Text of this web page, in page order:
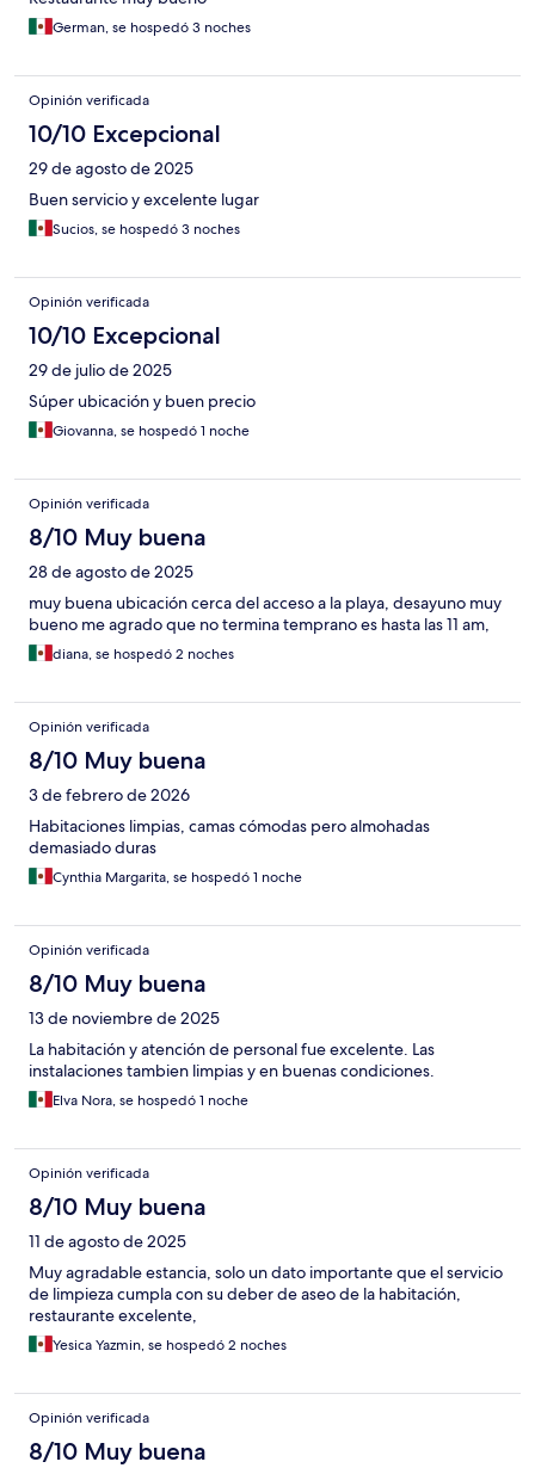
German, se hospedó 3 noches
Opinión verificada
10/10 Excepcional
29 de agosto de 2025
Buen servicio y excelente lugar
Sucios, se hospedó 3 noches
Opinión verificada
10/10 Excepcional
29 de julio de 2025
Súper ubicación y buen precio
Giovanna, se hospedó 1 noche
Opinión verificada
8/10 Muy buena
28 de agosto de 2025
muy buena ubicación cerca del acceso a la playa, desayuno muy
bueno me agrado que no termina temprano es hasta las 11 am,
diana, se hospedó 2 noches
Opinión verificada
8/10 Muy buena
3 de febrero de 2026
Habitaciones limpias, camas cómodas pero almohadas
demasiado duras
Cynthia Margarita, se hospedó 1 noche
Opinión verificada
8/10 Muy buena
13 de noviembre de 2025
La habitación y atención de personal fue excelente. Las
instalaciones tambien limpias y en buenas condiciones.
Elva Nora, se hospedó 1 noche
Opinión verificada
8/10 Muy buena
11 de agosto de 2025
Muy agradable estancia, solo un dato importante que el servicio
de limpieza cumpla con su deber de aseo de la habitación,
restaurante excelente,
Yesica Yazmin, se hospedó 2 noches
Opinión verificada
8/10 Muy buena